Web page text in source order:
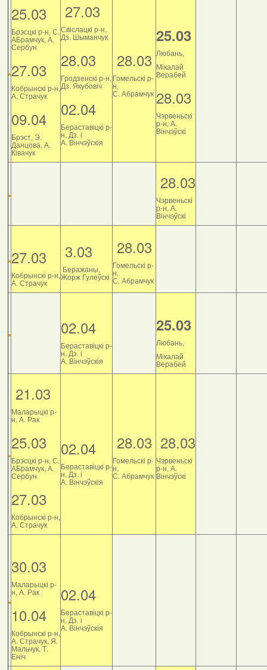
25.03
Брэсцкі р-н, С.
АБрамчук, А.
Сербун
27.03
Кобрынскі р-н,
А. Страчук
09.04
Брэст, Э.
Данцова, А.
Ківачук
27.03
Свіслацкі р-н,
Дз. Шыманчук
28.03
Гродзенскі р-н,
Дз. Якубовіч
02.04
Бераставіцкі р-
н, Дз. і
А. Вінчэўскія
28.03
Гомельскі р-
н,
С. Абрамчук
25.03
Любань,
Мікалай
Верабей
28.03
Чэрвеньскі
р-н, А.
Вінчэўскі
28.03
Чэрвеньскі
р-н, А.
Вінчэўскі
27.03
Кобрынскі р-н,
А. Страчук
3.03
Беражаны,
Жорж Гулеўскі
28.03
Гомельскі р-
н,
С. Абрамчук
02.04
Бераставіцкі р-
н, Дз. і
А. Вінчэўскія
25.03
Любань,
Мікалай
Верабей
21.03
Маларыцкі р-
н, А. Рак
25.03
Брэсцкі р-н, С.
АБрамчук, А.
Сербун
27.03
Кобрынскі р-н,
А. Страчук
02.04
Бераставіцкі р-
н, Дз. і
А. Вінчэўскія
28.03
Гомельскі р-
н,
С. Абрамчук
28.03
Чэрвеньскі
р-н, А.
Вінчэўскі
30.03
Маларыцкі р-
н, А. Рак
10.04
Кобрынскі р-н,
А. Страчук, Я.
Мальчук, Т.
Еніч
02.04
Бераставіцкі р-
н, Дз. і
А. Вінчэўскія